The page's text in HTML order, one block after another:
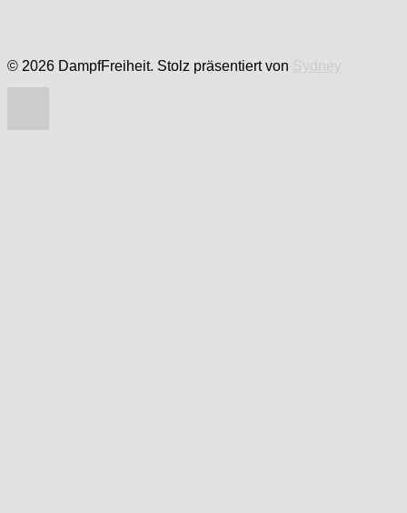
© 2026 DampfFreiheit. Stolz präsentiert von